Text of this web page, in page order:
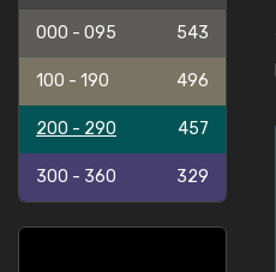
000 - 095 543
100 - 190 496
200 - 290 457
300 - 360 329